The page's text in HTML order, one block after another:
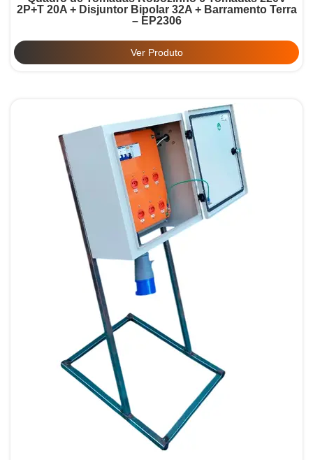
2P+T 20A + Disjuntor Bipolar 32A + Barramento Terra
– EP2306
Ver Produto